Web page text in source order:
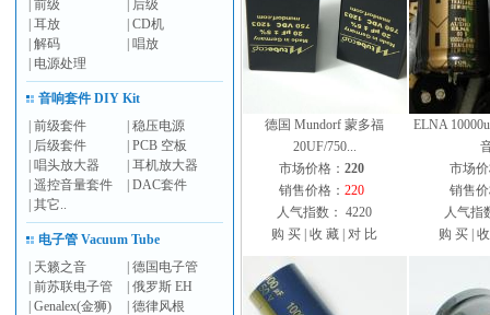
|前级
后级
|耳放 |CD机
|解码 |唱放
电源处理
音响套件 DIY Kit
|前级套件 |稳压电源
后级套件 |PCB 空板
|唱头放大器 |耳机放大器
|遥控音量套件 |DAC套件
|其它..
电子管 Vacuum Tube
天籁之音 |德国电子管
|前苏联电子管 |俄罗斯 EH
|Genalex(金狮) |德律风根
德国 Mundorf 蒙多福
20UF/750...
市场价格：220
销售价格：220
人气指数： 4220
购 买 |收 藏 |对 比
ELNA
市场
销售
人气指
购 买|